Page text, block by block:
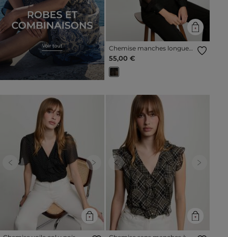
Chemise manches longues
noir femme
55,00 €
Previous Next Previous Next